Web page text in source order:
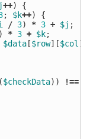
++)
{
; $k++)
{
/ 3) * 3 + $j ;
) * 3 + $k;
$data [$row][$col
($checkData)) !==